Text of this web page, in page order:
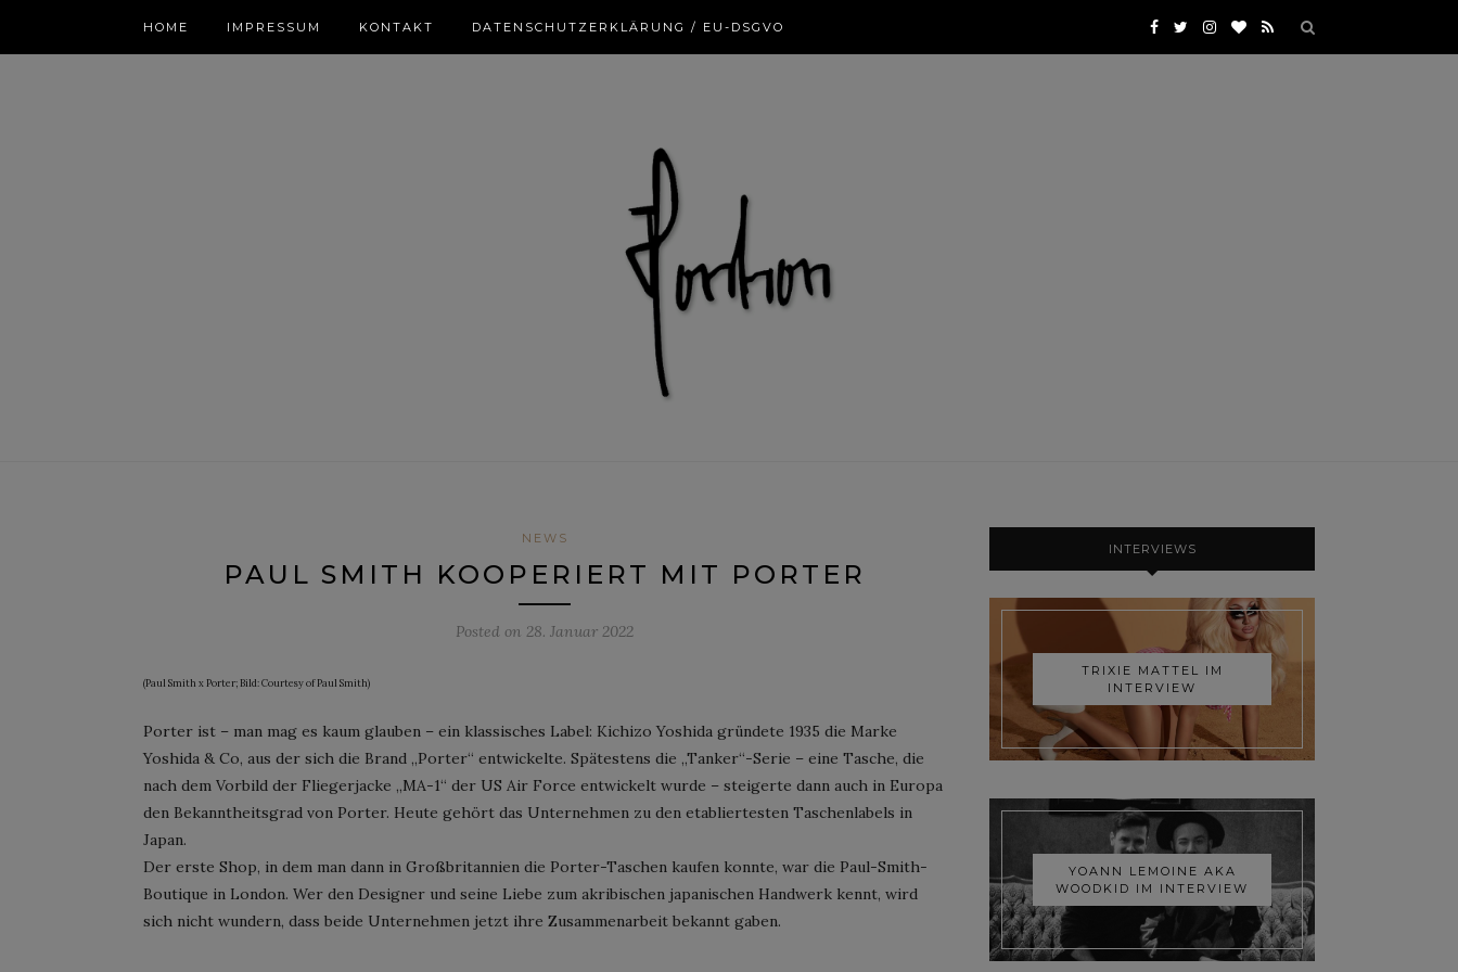
HOME IMPRESSUM KONTAKT DATENSCHUTZERKLÄRUNG / EU-DSGVO
NEWS
PAUL SMITH KOOPERIERT MIT PORTER
Posted on 28. Januar 2022
(Paul Smith x Porter; Bild: Courtesy of Paul Smith)
Porter ist – man mag es kaum glauben – ein klassisches Label: Kichizo Yoshida gründete 1935 die Marke
Yoshida & Co, aus der sich die Brand „Porter“ entwickelte. Spätestens die „Tanker“-Serie – eine Tasche, die
nach dem Vorbild der Fliegerjacke „MA-1“ der US Air Force entwickelt wurde – steigerte dann auch in Europa
den Bekanntheitsgrad von Porter. Heute gehört das Unternehmen zu den etabliertesten Taschenlabels in
Japan.
Der erste Shop, in dem man dann in Großbritannien die Porter-Taschen kaufen konnte, war die Paul-Smith-
Boutique in London. Wer den Designer und seine Liebe zum akribischen japanischen Handwerk kennt, wird
sich nicht wundern, dass beide Unternehmen jetzt ihre Zusammenarbeit bekannt gaben.
INTERVIEWS
TRIXIE MATTEL IM
INTERVIEW
YOANN LEMOINE AKA
WOODKID IM INTERVIEW